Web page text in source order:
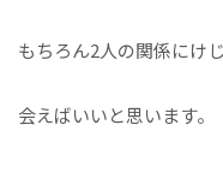
もちろん2人の関係にけ
会えばいいと思います。